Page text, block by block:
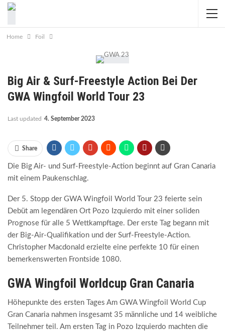
Home Foil
Big Air & Surf-Freestyle Action Bei Der
GWA Wingfoil World Tour 23
Last updated 4. September 2023
Share
Die Big Air- und Surf-Freestyle-Action beginnt auf Gran Canaria
mit einem Paukenschlag.
Der 5. Stopp der GWA Wingfoil World Tour 23 feierte sein
Debüt am legendären Ort Pozo Izquierdo mit einer soliden
Prognose für alle 5 Wettkampftage. Der erste Tag begann mit
der Big-Air-Qualifikation und der Surf-Freestyle-Action.
Christopher Macdonald erzielte eine perfekte 10 für einen
bemerkenswerten Frontside 1080.
GWA Wingfoil Worldcup Gran Canaria
Höhepunkte des ersten Tages Am GWA Wingfoil World Cup
Gran Canaria nahmen insgesamt 35 männliche und 14 weibliche
Teilnehmer teil. Am ersten Tag in Pozo Izquierdo machten die